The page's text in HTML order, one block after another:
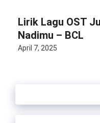
Lirik Lagu OST
Nadimu – BCL
April 7, 2025